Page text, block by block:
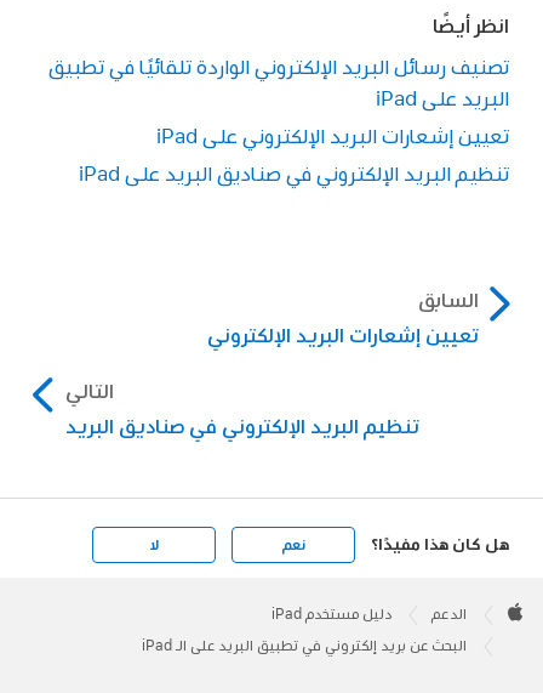
انظر أيضًا
تصنيف رسائل البريد الإلكتروني الواردة تلقائيًا في تطبيق
البريد على iPad
تعيين إشعارات البريد الإلكتروني على iPad
تنظيم البريد الإلكتروني في صناديق البريد على iPad
السابق
تعيين إشعارات البريد الإلكتروني
التالي
تنظيم البريد الإلكتروني في صناديق البريد
هل كان هذا مفيدًا؟ نعم لا
Footer

الدعم دليل مستخدم iPad
البحث عن بريد إلكتروني في تطبيق البريد على الـ iPad